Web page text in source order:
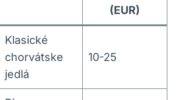
(EUR)
Klasické
chorvátske
jedlá
10-25